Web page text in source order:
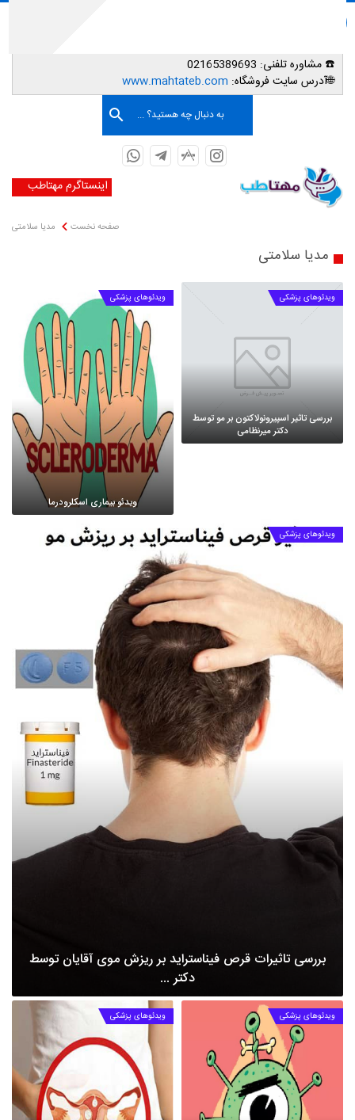
☎️ مشاوره تلفنی:
🌐آدرس سایت فروشگاه: www.mahtateb.com
به دنبال چه هستید؟ ...
اینستاگرم مهتاطب
صفحه نخست مدیا سلامتی
مدیا سلامتی
ویدئوهای پزشکی
بررسی تاثیر اسپیرونولاکتون بر مو توسط
دکتر میرنظامی
ویدئوهای پزشکی
ویدئو بیماری اسکلرودرما
ویدئوهای پزشکی
بررسی تاثیرات قرص فیناستراید بر ریزش موی آقایان توسط
دکتر ...
ویدئوهای پزشکی ویدئوهای پزشکی